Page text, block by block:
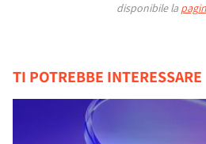
disponibile la
TI POTREBBE INTERESSARE